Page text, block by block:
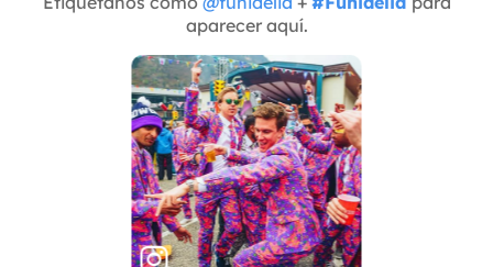
aparecer aquí.